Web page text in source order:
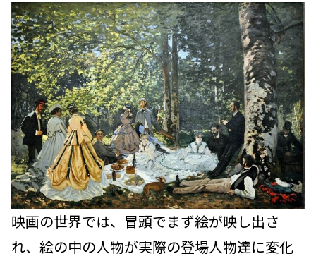
映画の世界では、冒頭でまず絵が映し出さ
れ、絵の中の人物が実際の登場人物達に変化